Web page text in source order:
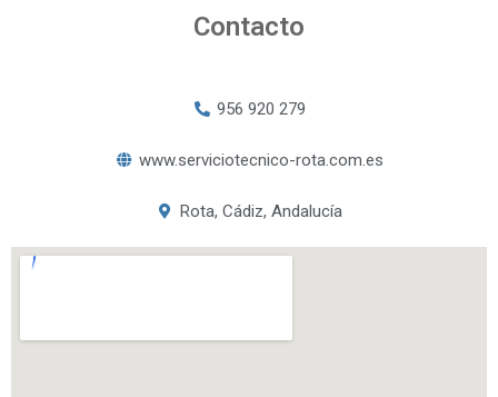
Contacto
956 920 279
www.serviciotecnico-rota.com.es
Rota, Cádiz, Andalucía